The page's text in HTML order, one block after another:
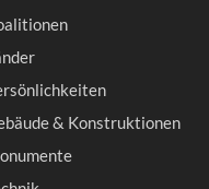
& Konstruktionen